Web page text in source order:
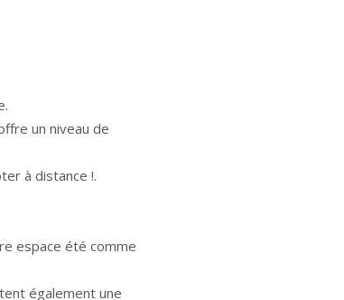
un niveau de
à distance !.
espace été comme
également une